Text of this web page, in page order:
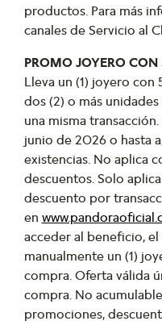
productos. Para más
canales de Servicio al
PROMO JOYERO
Lleva un (1) joyero
dos (2) o más
una misma
junio de 2026 o hasta
existencias. No aplica
descuentos. Solo
descuento por
en
acceder al beneficio,
manualmente un (1)
compra. Oferta válida
compra. No
promociones,